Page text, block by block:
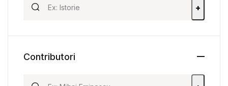
+
Contributori